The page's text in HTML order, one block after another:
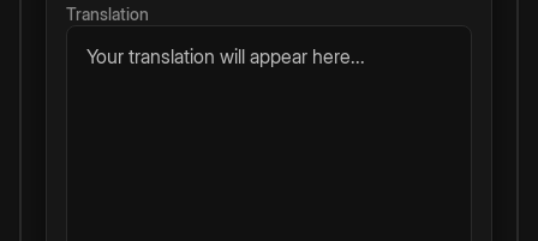
Translation
Your translation will appear here...